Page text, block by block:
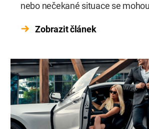
nebo nečekané situace se
ušetřit nemalé finanční výdaje a
se na to podrobněji. Co
Zobrazit článek